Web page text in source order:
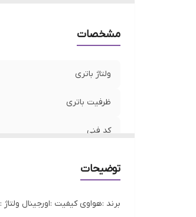
مشخصات
ولتاژ باتری
ظرفیت باتری
کد فنی
توضیحات
برند :هواوی کیفیت :اورجینال ولتاژ : 3.82 ولت ظرفیت : 3000 میلی آمپر گارانتی :3 ماه گارانتی الکامپ